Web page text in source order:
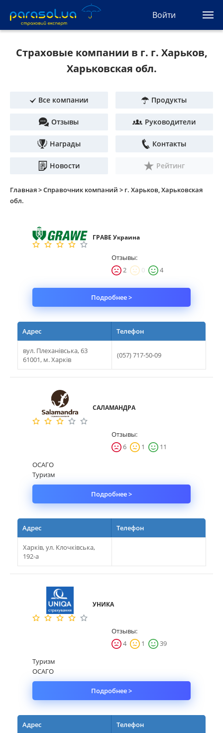
Войти
(093) 170-33-90
Ua En
Туристическая
Автозащита
КАСКО
Имущество
Новости
Партнерская программа
Реферальная программа
Страховые компании в г. г. Харьков,
Харьковская обл.
Все компании Продукты
Отзывы Руководители
Награды Контакты
Новости Рейтинг
Главная >Справочник компаний > г. Харьков, Харьковская
обл.
ГРАВЕ Украина
Отзывы:
2
0 4
Подробнее >
Адрес Телефон
вул. Плеханівська, 63
61001, м. Харків
(057) 717-50-09
САЛАМАНДРА
Отзывы:
6
1
11
ОСАГО
Туризм
Подробнее >
Адрес Телефон
Харків, ул. Клочківська,
192-а
УНИКА
Отзывы:
4
1
39
Туризм
ОСАГО
Подробнее >
Адрес Телефон